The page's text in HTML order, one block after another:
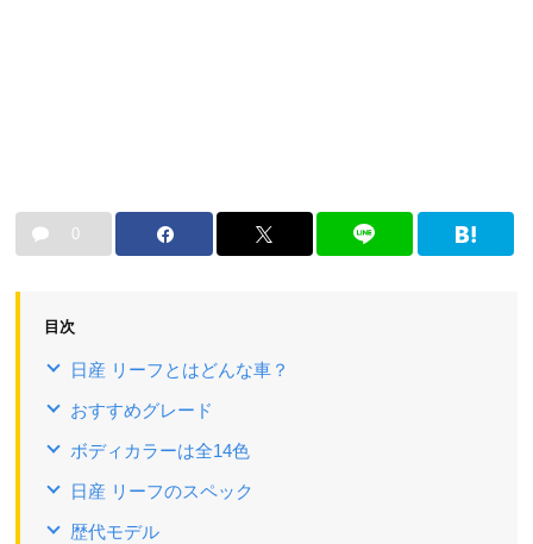
0
目次
日産 リーフとはどんな車？
おすすめグレード
ボディカラーは全14色
日産 リーフのスペック
歴代モデル